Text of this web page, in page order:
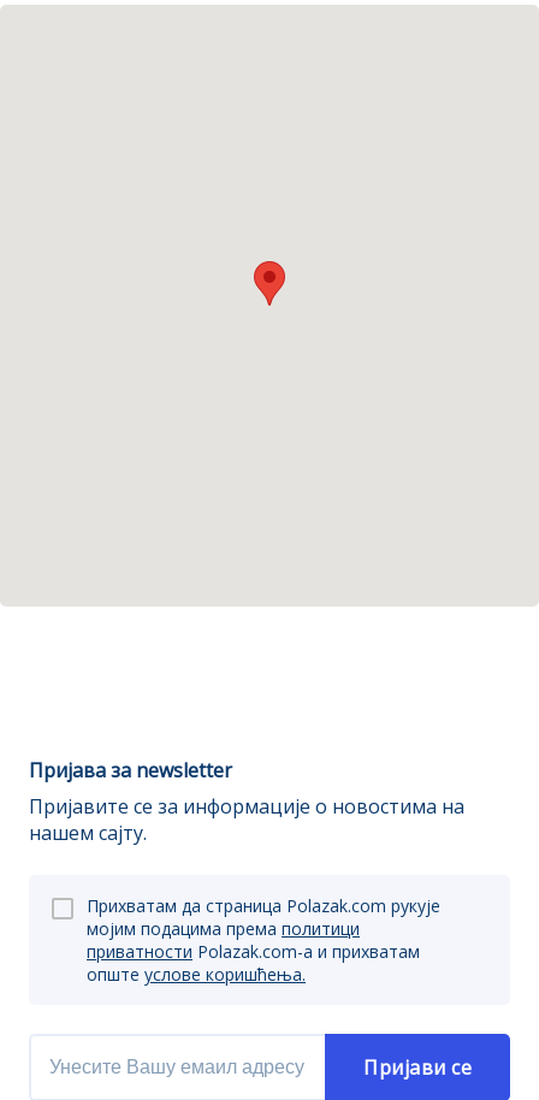
Пријава за newsletter
Пријавите се за информације о новостима на
нашем сајту.
Прихватам да страница Polazak.com рукује
мојим подацима према политици
приватности Polazak.com-a и прихватам
опште услове коришћења.
Пријави се